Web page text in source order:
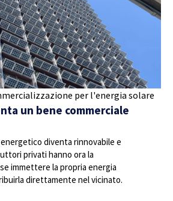
per l'energia solare
un bene commerciale
diventa rinnovabile e
privati hanno ora la
immettere la propria energia
direttamente nel vicinato.